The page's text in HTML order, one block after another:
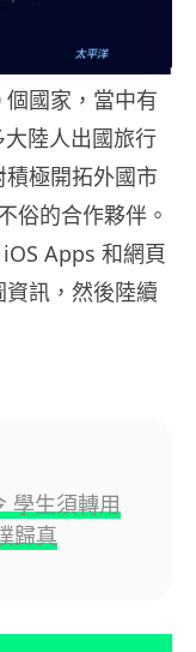
國家，當中有
陸人出國旅行
極開拓外國市
俗的合作夥伴。
Apps 和網頁
訊，然後陸續
學生須轉用
歸真